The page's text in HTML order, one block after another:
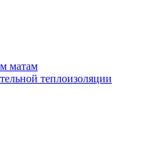
матам
теплоизоляции